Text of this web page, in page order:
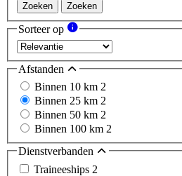
Zoeken Zoeken
Sorteer op
Afstanden
Binnen 10 km 2
Binnen 25 km 2
Binnen 50 km 2
Binnen 100 km 2
Dienstverbanden
Traineeships 2